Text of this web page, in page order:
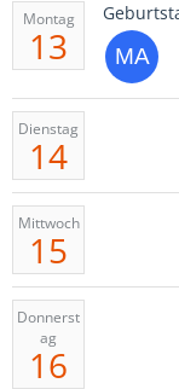
Montag
13
Dienstag
14
Mittwoch
15
Donnerst
ag
16